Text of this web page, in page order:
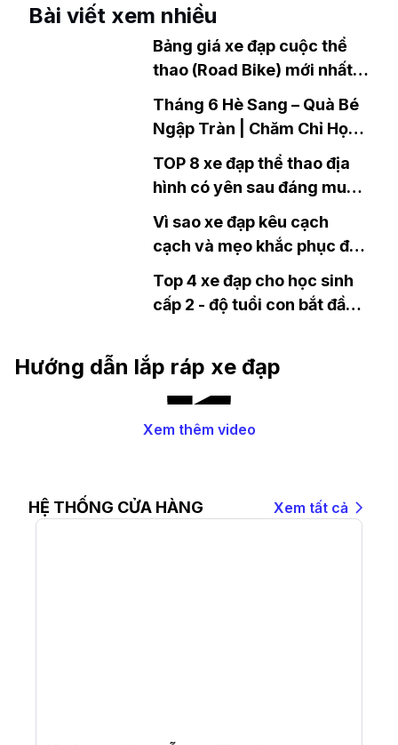
Bài viết xem nhiều
Bảng giá xe đạp cuộc thể
thao (Road Bike) mới nhất
năm 2021
Tháng 6 Hè Sang – Quà Bé
Ngập Tràn | Chăm Chỉ Học
Hành, Rinh Ngay Ưu Đãi
Cùng Xedap.vn
TOP 8 xe đạp thể thao địa
hình có yên sau đáng mua
hiện nay
Vì sao xe đạp kêu cạch
cạch và mẹo khắc phục đơn
Top 4 xe đạp cho học sinh
cấp 2 - độ tuổi con bắt đầu
Hướng dẫn lắp ráp xe đạp
Xem thêm video
HỆ THỐNG CỬA HÀNG Xem tất cả